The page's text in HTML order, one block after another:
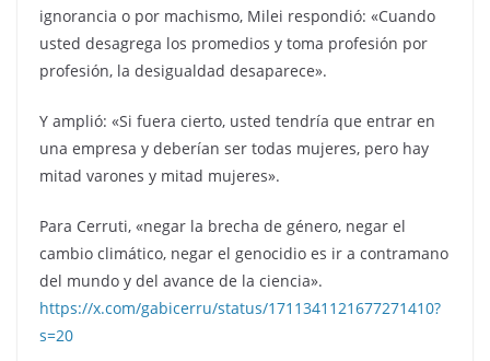
ignorancia o por machismo, Milei respondió: «Cuando
usted desagrega los promedios y toma profesión por
profesión, la desigualdad desaparece».
Y amplió: «Si fuera cierto, usted tendría que entrar en
una empresa y deberían ser todas mujeres, pero hay
mitad varones y mitad mujeres».
Para Cerruti, «negar la brecha de género, negar el
cambio climático, negar el genocidio es ir a contramano
del mundo y del avance de la ciencia».
https://x.com/gabicerru/status/1711341121677271410?
s=20